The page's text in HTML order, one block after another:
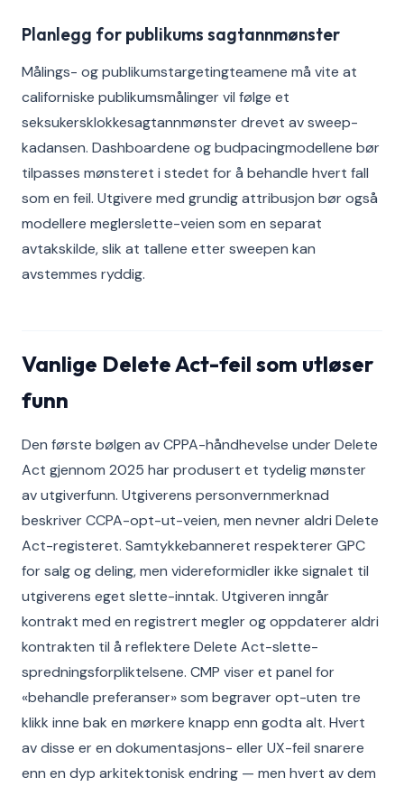
Planlegg for publikums sagtannmønster
Målings- og publikumstargetingteamene må vite at
californiske publikumsmålinger vil følge et
seksukersklokkesagtannmønster drevet av sweep-
kadansen. Dashboardene og budpacingmodellene bør
tilpasses mønsteret i stedet for å behandle hvert fall
som en feil. Utgivere med grundig attribusjon bør også
modellere meglerslette-veien som en separat
avtakskilde, slik at tallene etter sweepen kan
avstemmes ryddig.
Vanlige Delete Act-feil som utløser
funn
Den første bølgen av CPPA-håndhevelse under Delete
Act gjennom 2025 har produsert et tydelig mønster
av utgiverfunn. Utgiverens personvernmerknad
beskriver CCPA-opt-ut-veien, men nevner aldri Delete
Act-registeret. Samtykkebanneret respekterer GPC
for salg og deling, men videreformidler ikke signalet til
utgiverens eget slette-inntak. Utgiveren inngår
kontrakt med en registrert megler og oppdaterer aldri
kontrakten til å reflektere Delete Act-slette-
spredningsforpliktelsene. CMP viser et panel for
«behandle preferanser» som begraver opt-uten tre
klikk inne bak en mørkere knapp enn godta alt. Hvert
av disse er en dokumentasjons- eller UX-feil snarere
enn en dyp arkitektonisk endring — men hvert av dem